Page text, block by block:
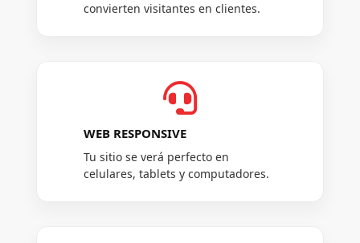
convierten visitantes en clientes.

WEB RESPONSIVE
Tu sitio se verá perfecto en
celulares, tablets y computadores.